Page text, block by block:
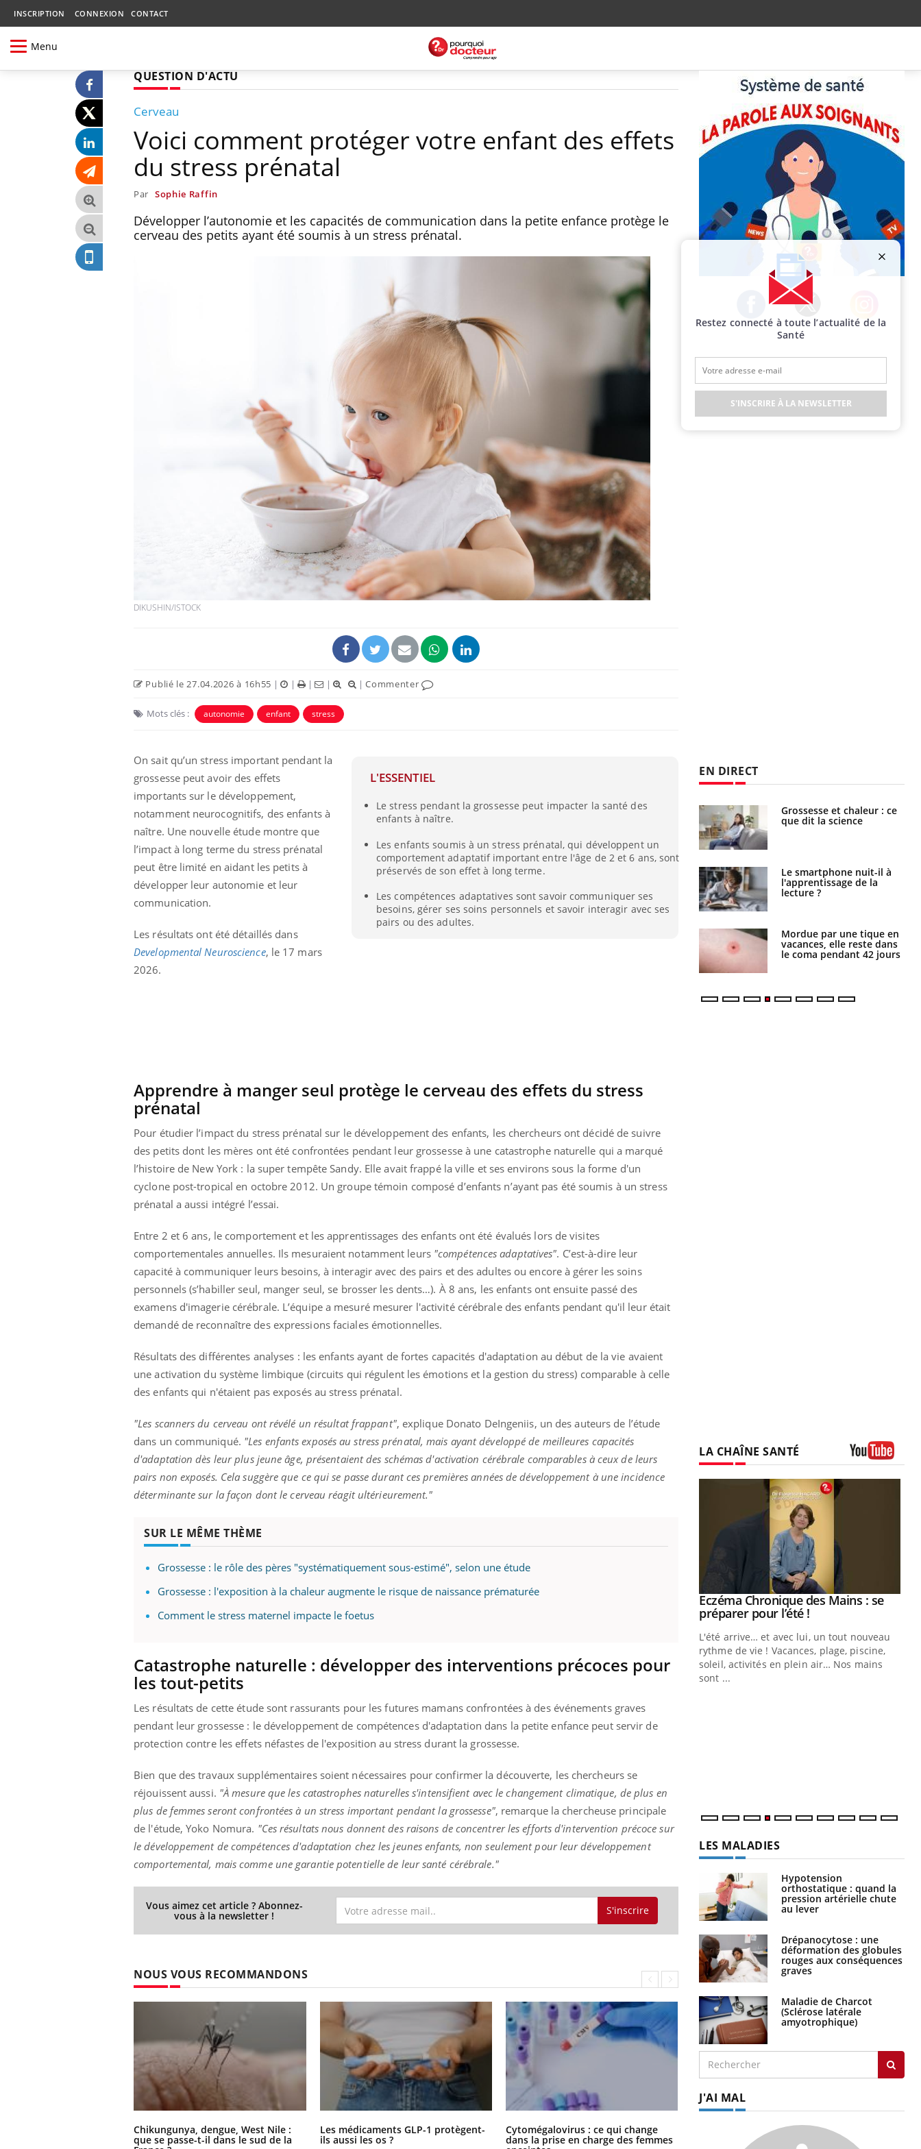
INSCRIPTION CONNEXION CONTACT
Menu
QUESTION D'ACTU
Cerveau
Voici comment protéger votre enfant des effets
du stress prénatal
Par Sophie Raffin
Développer l’autonomie et les capacités de communication dans la petite enfance protège le
cerveau des petits ayant été soumis à un stress prénatal.
DIKUSHIN/ISTOCK
Publié le 27.04.2026 à 16h55 | | | | |Commenter
Mots clés : autonomie enfant stress
L'ESSENTIEL
Le stress pendant la grossesse peut impacter la santé des
enfants à naître.
Les enfants soumis à un stress prénatal, qui développent un
comportement adaptatif important entre l'âge de 2 et 6 ans, sont
préservés de son effet à long terme.
Les compétences adaptatives sont savoir communiquer ses
besoins, gérer ses soins personnels et savoir interagir avec ses
pairs ou des adultes.
On sait qu’un stress important pendant la
grossesse peut avoir des effets
importants sur le développement,
notamment neurocognitifs, des enfants à
naître. Une nouvelle étude montre que
l’impact à long terme du stress prénatal
peut être limité en aidant les petits à
développer leur autonomie et leur
communication.
Les résultats ont été détaillés dans
Developmental Neuroscience, le 17 mars
2026.
Apprendre à manger seul protège le cerveau des effets du stress
prénatal
Pour étudier l’impact du stress prénatal sur le développement des enfants, les chercheurs ont décidé de suivre
des petits dont les mères ont été confrontées pendant leur grossesse à une catastrophe naturelle qui a marqué
l’histoire de New York : la super tempête Sandy. Elle avait frappé la ville et ses environs sous la forme d'un
cyclone post-tropical en octobre 2012. Un groupe témoin composé d’enfants n’ayant pas été soumis à un stress
prénatal a aussi intégré l’essai.
Entre 2 et 6 ans, le comportement et les apprentissages des enfants ont été évalués lors de visites
comportementales annuelles. Ils mesuraient notamment leurs "compétences adaptatives". C’est-à-dire leur
capacité à communiquer leurs besoins, à interagir avec des pairs et des adultes ou encore à gérer les soins
personnels (s’habiller seul, manger seul, se brosser les dents…). À 8 ans, les enfants ont ensuite passé des
examens d'imagerie cérébrale. L’équipe a mesuré mesurer l'activité cérébrale des enfants pendant qu'il leur était
demandé de reconnaître des expressions faciales émotionnelles.
Résultats des différentes analyses : les enfants ayant de fortes capacités d'adaptation au début de la vie avaient
une activation du système limbique (circuits qui régulent les émotions et la gestion du stress) comparable à celle
des enfants qui n'étaient pas exposés au stress prénatal.
"Les scanners du cerveau ont révélé un résultat frappant", explique Donato DeIngeniis, un des auteurs de l’étude
dans un communiqué. "Les enfants exposés au stress prénatal, mais ayant développé de meilleures capacités
d'adaptation dès leur plus jeune âge, présentaient des schémas d'activation cérébrale comparables à ceux de leurs
pairs non exposés. Cela suggère que ce qui se passe durant ces premières années de développement à une incidence
déterminante sur la façon dont le cerveau réagit ultérieurement."
SUR LE MÊME THÈME
Grossesse : le rôle des pères "systématiquement sous-estimé", selon une étude
Grossesse : l'exposition à la chaleur augmente le risque de naissance prématurée
Comment le stress maternel impacte le foetus
Catastrophe naturelle : développer des interventions précoces pour
les tout-petits
Les résultats de cette étude sont rassurants pour les futures mamans confrontées à des événements graves
pendant leur grossesse : le développement de compétences d'adaptation dans la petite enfance peut servir de
protection contre les effets néfastes de l'exposition au stress durant la grossesse.
Bien que des travaux supplémentaires soient nécessaires pour confirmer la découverte, les chercheurs se
réjouissent aussi. "À mesure que les catastrophes naturelles s'intensifient avec le changement climatique, de plus en
plus de femmes seront confrontées à un stress important pendant la grossesse", remarque la chercheuse principale
de l'étude, Yoko Nomura. "Ces résultats nous donnent des raisons de concentrer les efforts d'intervention précoce sur
le développement de compétences d'adaptation chez les jeunes enfants, non seulement pour leur développement
comportemental, mais comme une garantie potentielle de leur santé cérébrale."
Vous aimez cet article ? Abonnez-
vous à la newsletter ! S'inscrire
NOUS VOUS RECOMMANDONS
Chikungunya, dengue, West Nile :
que se passe-t-il dans le sud de la
Les médicaments GLP-1 protègent-
ils aussi les os ?
Cytomégalovirus : ce qui change
dans la prise en charge des femmes
La sieste empêche-t-elle de dormir
Facebook Twitter Instagram
EN DIRECT
Chikungunya, dengue,
West Nile : que se passe-
t-il dans le sud de la
Les médicaments GLP-1
protègent-ils aussi les os
?
Cytomégalovirus : ce qui
charge des femmes
La sieste empêche-t-elle
de dormir la nuit ?
VIH : la fin du comprimé
elle enfin ?
Fortes chaleurs :
cancer ?
Grossesse et chaleur : ce
que dit la science
Le smartphone nuit-il à
l'apprentissage de la
lecture ?
Mordue par une tique en
vacances, elle reste dans
le coma pendant 42 jours
LA CHAÎNE SANTÉ
Eczéma Chronique des Mains :
expliquer ma maladieYoutube
questions sur la maladie d'un proche c'est
Carence en fer : comprendre pour
prévenirYoutube
carence en fer sont multiples ce qui la rend
Insuline & Charge mentale : et si on
patients comme parfois chez les soignants.
Youtube
Eczéma Chronique des Mains : se
préparer pour l’été !Youtube
L'été arrive… et avec lui, un tout nouveau
rythme de vie ! Vacances, plage, piscine,
soleil, activités en plein air… Nos mains
sont ...
LES MALADIES
Hypotension
orthostatique : quand la
pression artérielle chute
au lever
Drépanocytose : une
déformation des globules
rouges aux conséquences
graves
Maladie de Charcot
(Sclérose latérale
amyotrophique)
J'AI MAL
Restez connecté à toute l’actualité de la
Santé
S'INSCRIRE À LA NEWSLETTER